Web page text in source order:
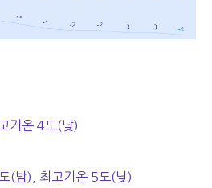
기온 4도(낮)
(밤), 최고기온 5도(낮)